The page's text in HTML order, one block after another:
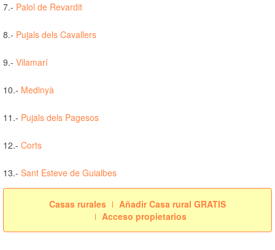
7.- Palol de Revardit
8.- Pujals dels Cavallers
9.- Vilamarí
10.- Medinyà
11.- Pujals dels Pagesos
12.- Corts
13.- Sant Esteve de Guialbes
Casas rurales
Añadir Casa rural GRATIS
Acceso propietarios